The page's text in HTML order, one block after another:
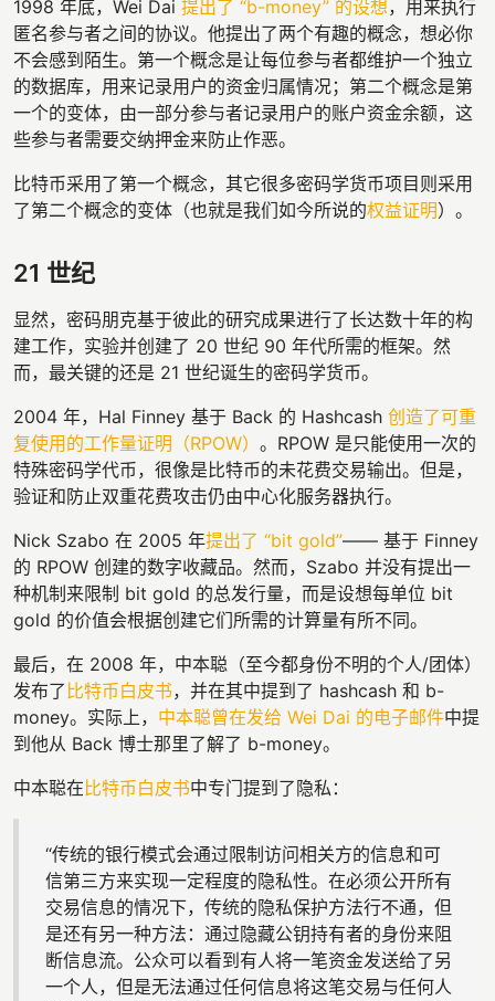
1998 年底，Wei Dai 提出了 “b-money” 的设想，用来执行
匿名参与者之间的协议。他提出了两个有趣的概念，想必你
不会感到陌生。第一个概念是让每位参与者都维护一个独立
的数据库，用来记录用户的资金归属情况；第二个概念是第
一个的变体，由一部分参与者记录用户的账户资金余额，这
些参与者需要交纳押金来防止作恶。
比特币采用了第一个概念，其它很多密码学货币项目则采用
了第二个概念的变体（也就是我们如今所说的权益证明）。
21 世纪
显然，密码朋克基于彼此的研究成果进行了长达数十年的构
建工作，实验并创建了 20 世纪 90 年代所需的框架。然
而，最关键的还是 21 世纪诞生的密码学货币。
2004 年，Hal Finney 基于 Back 的 Hashcash 创造了可重
复使用的工作量证明（RPOW） 。RPOW 是只能使用一次的
特殊密码学代币，很像是比特币的未花费交易输出。但是，
验证和防止双重花费攻击仍由中心化服务器执行。
Nick Szabo 在 2005 年提出了 “bit gold”—— 基于 Finney
的 RPOW 创建的数字收藏品。然而，Szabo 并没有提出一
种机制来限制 bit gold 的总发行量，而是设想每单位 bit
gold 的价值会根据创建它们所需的计算量有所不同。
最后，在 2008 年，中本聪（至今都身份不明的个人/团体）
发布了 比特币白皮书，并在其中提到了 hashcash 和 b-
money。实际上， 中本聪曾在发给 Wei Dai 的电子邮件中提
到他从 Back 博士那里了解了 b-money。
中本聪在 比特币白皮书中专门提到了隐私：
“传统的银行模式会通过限制访问相关方的信息和可
信第三方来实现一定程度的隐私性。在必须公开所有
交易信息的情况下，传统的隐私保护方法行不通，但
是还有另一种方法：通过隐藏公钥持有者的身份来阻
断信息流。公众可以看到有人将一笔资金发送给了另
一个人，但是无法通过任何信息将这笔交易与任何人